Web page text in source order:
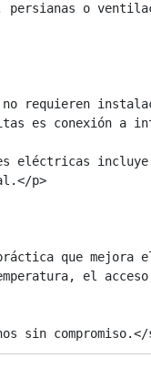
persianas o
no requieren
es conexión a
eléctricas incluye
p>
que
el
sin compromiso.</